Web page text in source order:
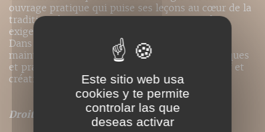
ouvrage pratique qui puise ses leçons au cœur de la
tradition chinoise, tout en tenant compte des
exigences modernes.
Dans un langage clair et accessible à tous,
maintenant l'équilibre entre les aspects théoriques
et pratiques, l'auteur vous invite à être attentif et
créatif au fil de votre vie quotidienne.
Droits de traduction disponibles pour ce titre
Este sitio web usa
cookies y te permite
controlar las que
deseas activar